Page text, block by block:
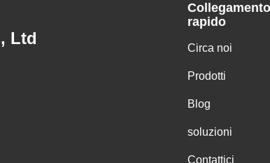
Ltd
Collegamento
rapido
Circa noi
Prodotti
Blog
soluzioni
Contattici